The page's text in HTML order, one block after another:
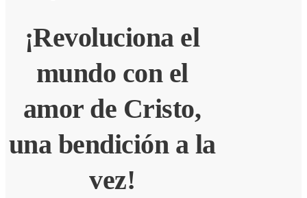
¡Revoluciona el
mundo con el
amor de Cristo,
una bendición a la
vez!